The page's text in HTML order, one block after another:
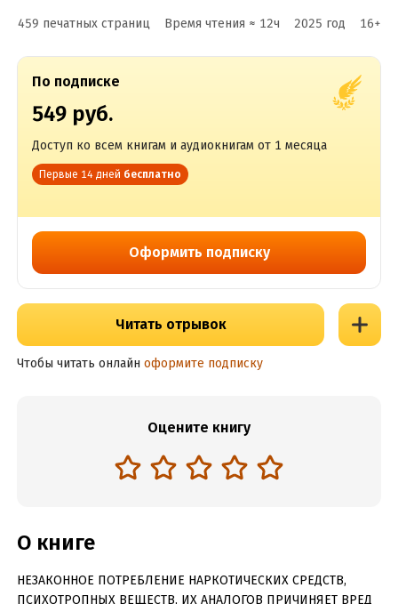
459 печатных страниц Время чтения ≈ 12ч 2025 год 16+
По подписке
549 руб.
Доступ ко всем книгам и аудиокнигам от 1 месяца
Первые 14 дней бесплатно
Оформить подписку
Читать отрывок
Чтобы читать онлайн оформите подписку
Оцените книгу
О книге
НЕЗАКОННОЕ ПОТРЕБЛЕНИЕ НАРКОТИЧЕСКИХ СРЕДСТВ,
ПСИХОТРОПНЫХ ВЕЩЕСТВ, ИХ АНАЛОГОВ ПРИЧИНЯЕТ ВРЕД